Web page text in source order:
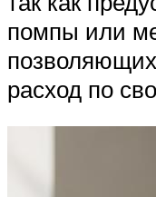
помпы или
расход по